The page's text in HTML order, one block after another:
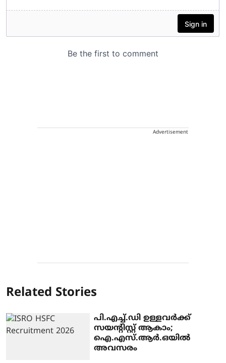
Advertisement
Related Stories
പി.എച്ച്.ഡി ഉള്ളവർക്ക്
സയന്റിസ്റ്റ് ആകാം;
ഐ.എസ്.ആർ.ഒയിൽ
അവസരം